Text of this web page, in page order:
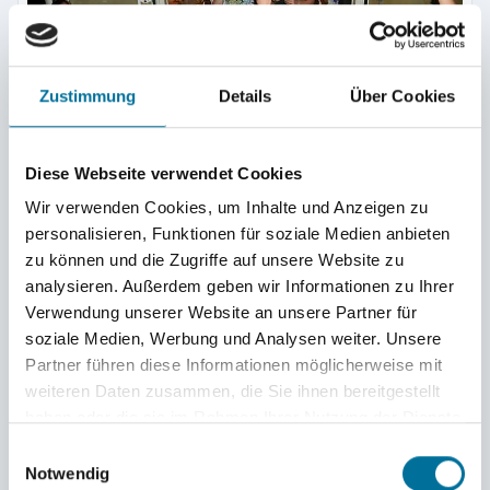
Zustimmung Details Über Cookies
Diese Webseite verwendet Cookies
Wir verwenden Cookies, um Inhalte und Anzeigen zu
personalisieren, Funktionen für soziale Medien anbieten
zu können und die Zugriffe auf unsere Website zu
analysieren. Außerdem geben wir Informationen zu Ihrer
Verwendung unserer Website an unsere Partner für
soziale Medien, Werbung und Analysen weiter. Unsere
Partner führen diese Informationen möglicherweise mit
weiteren Daten zusammen, die Sie ihnen bereitgestellt
Notwendig